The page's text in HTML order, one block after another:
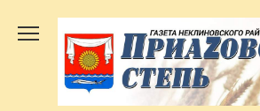
содержанию